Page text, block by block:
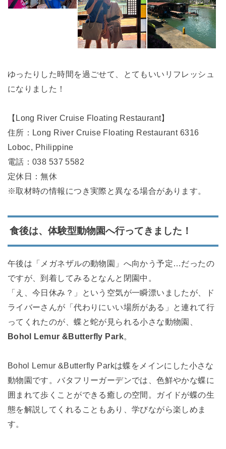
ゆったりした時間を過ごせて、とてもいいリフレッシュ
になりました！
【Long River Cruise Floating Restaurant】
住所：Long River Cruise Floating Restaurant 6316
Loboc, Philippine
電話：038 537 5582
定休日：無休
※取材時の情報につき実際と異なる場合があります。
食後は、体験型動物園へ行ってきました！
午後は「メガネザルの動物園」へ向かう予定…だったの
ですが、到着してみるとなんと閉園中。
「え、今日休み？」という空気が一瞬漂いましたが、ド
ライバーさんが「代わりにいい場所がある」と連れて行
ってくれたのが、蝶と蛇が見られる小さな動物園、
Bohol Lemur &Butterfly Park。
Bohol Lemur &Butterfly Parkは蝶をメインにした小さな
動物園です。バタフリーガーデンでは、色鮮やかな蝶に
囲まれて歩くことができる癒しの空間。ガイドが蝶の生
態を解説してくれることもあり、学びながら楽しめま
す。